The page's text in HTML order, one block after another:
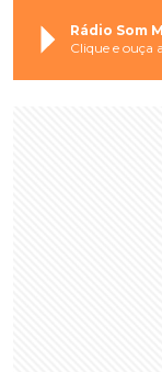
Rádio Som
Clique e ouça